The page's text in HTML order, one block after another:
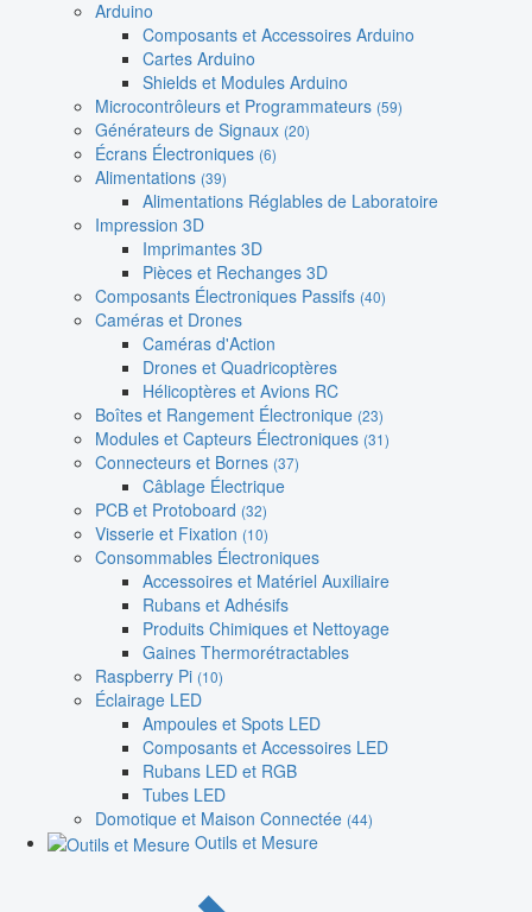
Arduino
Composants et Accessoires Arduino
Cartes Arduino
Shields et Modules Arduino
Microcontrôleurs et Programmateurs (59)
Générateurs de Signaux (20)
Écrans Électroniques (6)
Alimentations (39)
Alimentations Réglables de Laboratoire
Impression 3D
Imprimantes 3D
Pièces et Rechanges 3D
Composants Électroniques Passifs (40)
Caméras et Drones
Caméras d'Action
Drones et Quadricoptères
Hélicoptères et Avions RC
Boîtes et Rangement Électronique (23)
Modules et Capteurs Électroniques (31)
Connecteurs et Bornes (37)
Câblage Électrique
PCB et Protoboard (32)
Visserie et Fixation (10)
Consommables Électroniques
Accessoires et Matériel Auxiliaire
Rubans et Adhésifs
Produits Chimiques et Nettoyage
Gaines Thermorétractables
Raspberry Pi (10)
Éclairage LED
Ampoules et Spots LED
Composants et Accessoires LED
Rubans LED et RGB
Tubes LED
Domotique et Maison Connectée (44)
Outils et Mesure